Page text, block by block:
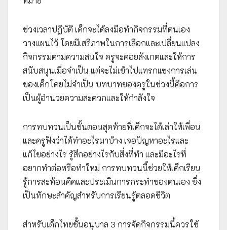
ช่วงเวลาปฏิบัติ เด็กจะได้ลงมือทำกิจกรรมที่ตนเอง
วางแผนไว้ โดยมีเสรีภาพในการเลือกและเปลี่ยนแปลง
กิจกรรมตามความสนใจ ครูจะคอยสังเกตและให้การ
สนับสนุนเมื่อจำเป็น แต่จะไม่เข้าไปแทรกแซงการเล่น
ของเด็กโดยไม่จำเป็น บทบาทของครูในช่วงนี้คือการ
เป็นผู้อำนวยความสะดวกและให้กำลังใจ
การทบทวนเป็นขั้นตอนสุดท้ายที่เด็กจะได้เล่าให้เพื่อน
และครูฟังว่าได้ทำอะไรมาบ้าง เจอปัญหาอะไรและ
แก้ไขอย่างไร รู้สึกอย่างไรกับสิ่งที่ทำ และมีอะไรที่
อยากทำต่อหรือทำใหม่ การทบทวนนี้ช่วยให้เด็กเรียน
รู้การสะท้อนคิดและประเมินการกระทำของตนเอง ซึ่ง
เป็นทักษะสำคัญสำหรับการเรียนรู้ตลอดชีวิต
สำหรับเด็กไทยชั้นอนุบาล 3 การจัดกิจกรรมนี้ควรใช้